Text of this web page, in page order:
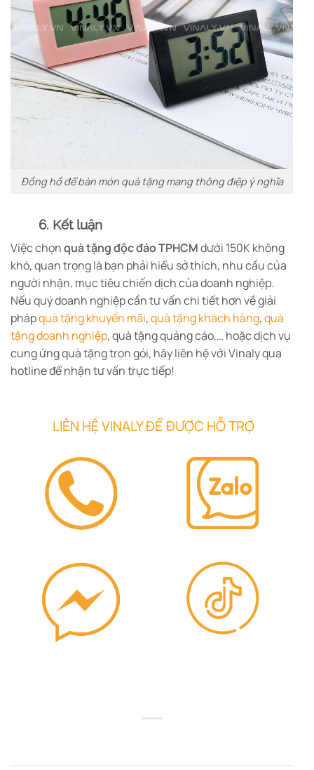
Đồng hồ để bàn món quà tặng mang thông điệp ý nghĩa
6. Kết luận
Việc chọnquà tặng độc đáo TPHCMdưới 150K không
khó, quan trọng là bạn phải hiểu sở thích, nhu cầu của
người nhận, mục tiêu chiến dịch của doanh nghiệp.
Nếu quý doanh nghiệp cần tư vấn chi tiết hơn về giải
phápquà tặng khuyến mãi,quà tặng khách hàng,quà
tặng doanh nghiệp, quà tặng quảng cáo,… hoặc dịch vụ
cung ứng quà tặng trọn gói, hãy liên hệ với Vinaly qua
hotline để nhận tư vấn trực tiếp!
LIÊN HỆ VINALY ĐỂ ĐƯỢC HỖ TRỢ